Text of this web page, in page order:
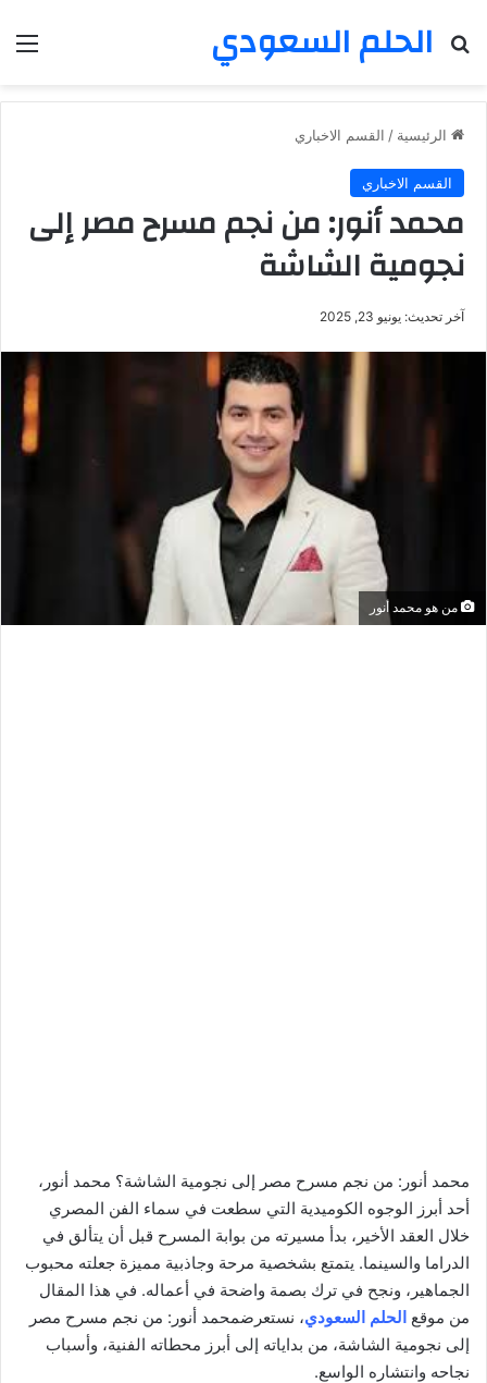
الحلم السعودي
بحث عن
الرئيسية / القسم الاخباري
القسم الاخباري
محمد أنور: من نجم مسرح مصر إلى
نجومية الشاشة
آخر تحديث: يونيو 23, 2025
من هو محمد أنور
محمد أنور: من نجم مسرح مصر إلى نجومية الشاشة؟ محمد أنور،
أحد أبرز الوجوه الكوميدية التي سطعت في سماء الفن المصري
خلال العقد الأخير، بدأ مسيرته من بوابة المسرح قبل أن يتألق في
الدراما والسينما. يتمتع بشخصية مرحة وجاذبية مميزة جعلته محبوب
الجماهير، ونجح في ترك بصمة واضحة في أعماله. في هذا المقال
من موقع الحلم السعودي، نستعرضمحمد أنور: من نجم مسرح مصر
إلى نجومية الشاشة، من بداياته إلى أبرز محطاته الفنية، وأسباب
نجاحه وانتشاره الواسع.